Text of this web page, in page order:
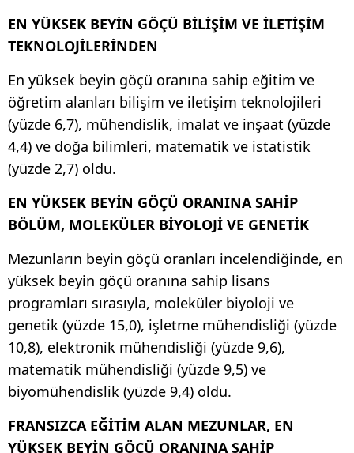
EN YÜKSEK BEYİN GÖÇÜ BİLİŞİM VE İLETİŞİM
TEKNOLOJİLERİNDEN
En yüksek beyin göçü oranına sahip eğitim ve
öğretim alanları bilişim ve iletişim teknolojileri
(yüzde 6,7), mühendislik, imalat ve inşaat (yüzde
4,4) ve doğa bilimleri, matematik ve istatistik
(yüzde 2,7) oldu.
EN YÜKSEK BEYİN GÖÇÜ ORANINA SAHİP
BÖLÜM, MOLEKÜLER BİYOLOJİ VE GENETİK
Mezunların beyin göçü oranları incelendiğinde, en
yüksek beyin göçü oranına sahip lisans
programları sırasıyla, moleküler biyoloji ve
genetik (yüzde 15,0), işletme mühendisliği (yüzde
10,8), elektronik mühendisliği (yüzde 9,6),
matematik mühendisliği (yüzde 9,5) ve
biyomühendislik (yüzde 9,4) oldu.
FRANSIZCA EĞİTİM ALAN MEZUNLAR, EN
YÜKSEK BEYİN GÖÇÜ ORANINA SAHİP